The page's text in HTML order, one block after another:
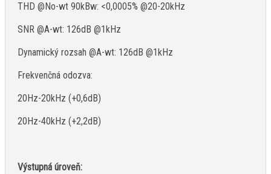
THD @No-wt 90kBw: <0,0005% @20-20kHz
SNR @A-wt: 126dB @1kHz
Dynamický rozsah @A-wt: 126dB @1kHz
Frekvenčná odozva:
20Hz-20kHz (+0,6dB)
20Hz-40kHz (+2,2dB)
Výstupná úroveň: